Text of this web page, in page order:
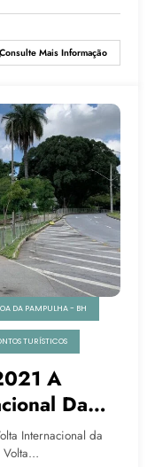
Consulte Mais Informação
DA PAMPULHA - BH
TURÍSTICOS
A
Da
Internacional da
Volta…